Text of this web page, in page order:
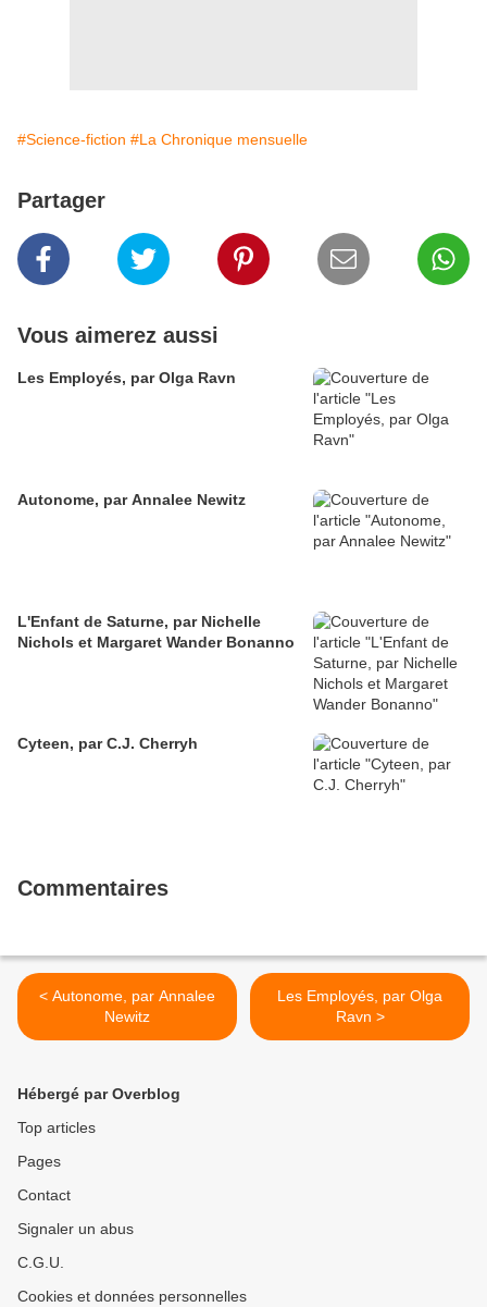
#Science-fiction #La Chronique mensuelle
Partager
Vous aimerez aussi
Les Employés, par Olga Ravn
Autonome, par Annalee Newitz
L'Enfant de Saturne, par Nichelle
Nichols et Margaret Wander Bonanno
Cyteen, par C.J. Cherryh
Commentaires
< Autonome, par Annalee
Newitz
Les Employés, par Olga
Ravn >
Hébergé par Overblog
Top articles
Pages
Contact
Signaler un abus
C.G.U.
Cookies et données personnelles